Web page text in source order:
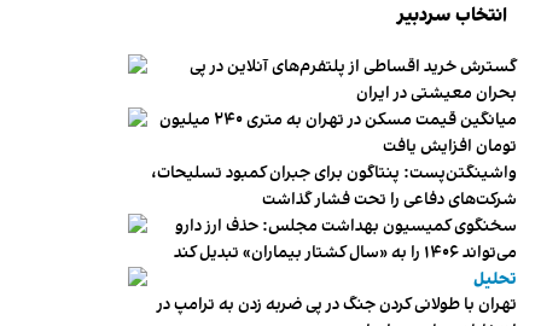
انتخاب سردبیر
گسترش خرید اقساطی از پلتفرم‌های آنلاین در پی
بحران معیشتی در ایران
میانگین قیمت مسکن در تهران به متری ۲۴۰ میلیون
تومان افزایش یافت
واشینگتن‌پست: پنتاگون برای جبران کمبود تسلیحات،
شرکت‌های دفاعی را تحت فشار گذاشت
سخنگوی کمیسیون بهداشت مجلس: حذف ارز دارو
می‌تواند ۱۴۰۶ را به «سال کشتار بیماران» تبدیل کند
تحلیل
تهران با طولانی کردن جنگ در پی ضربه زدن به ترامپ در